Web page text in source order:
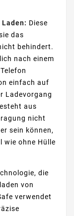
Diese
das
behindert.
nach einem
einfach auf
Ladevorgang
aus
nicht
sein können,
wie ohne Hülle
die
von
verwendet